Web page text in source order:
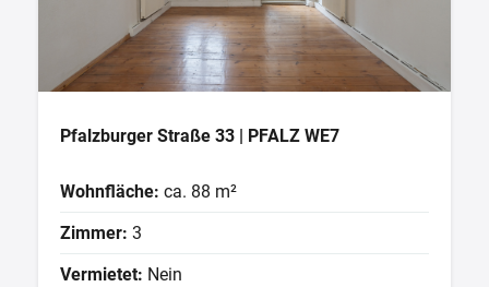
Pfalzburger Straße 33 | PFALZ WE7
Wohnfläche: ca. 88 m²
Zimmer: 3
Vermietet: Nein